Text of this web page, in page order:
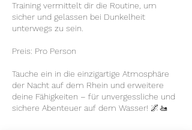
Training vermittelt dir die Routine, um
sicher und gelassen bei Dunkelheit
unterwegs zu sein.
Preis: Pro Person
Tauche ein in die einzigartige Atmosphäre
der Nacht auf dem Rhein und erweitere
deine Fähigkeiten – für unvergessliche und
sichere Abenteuer auf dem Wasser! 🌌🚤